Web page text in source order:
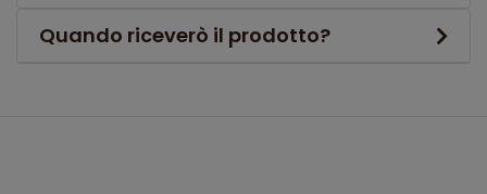
Quando riceverò il prodotto?